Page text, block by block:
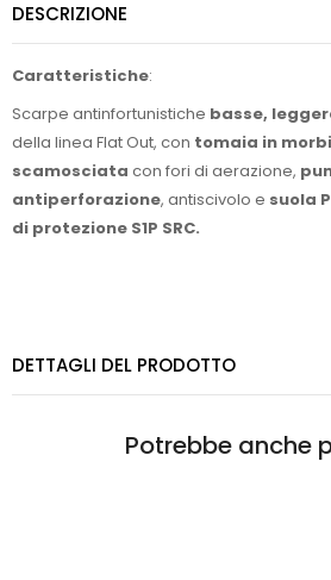
DESCRIZIONE
Caratteristiche:
Scarpe antinfortunistiche basse,
della linea Flat Out, con tomaia in
scamosciata con fori di aerazione,
antiperforazione, antiscivolo e suola
di protezione S1P SRC.
DETTAGLI DEL PRODOTTO
Potrebbe anche